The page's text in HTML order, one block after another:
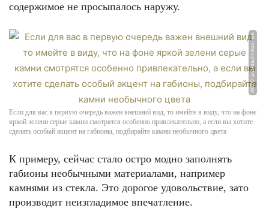
содержимое не просыпалось наружу.
ФОТО: pro-dachnikov.com
Если для вас в первую очередь важен внешний вид, то имейте в виду, что на фоне
яркой зелени серые камни смотрятся особенно привлекательно, а если вы хотите
сделать особый акцент на габионы, подбирайте камни необычного цвета
К примеру, сейчас стало остро модно заполнять
габионы необычными материалами, например
камнями из стекла. Это дорогое удовольствие, зато
производит неизгладимое впечатление.